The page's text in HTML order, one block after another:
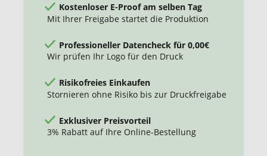
Kostenloser E-Proof am selben Tag
Mit Ihrer Freigabe startet die Produktion
Professioneller Datencheck für 0,00€
Wir prüfen Ihr Logo für den Druck
Risikofreies Einkaufen
Stornieren ohne Risiko bis zur Druckfreigabe
Exklusiver Preisvorteil
3% Rabatt auf Ihre Online-Bestellung